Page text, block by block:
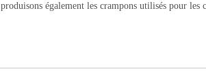
également les crampons utilisés pour les